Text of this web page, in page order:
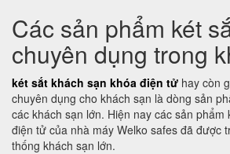
Các sản phẩm két
chuyên dụng trong
két sắt khách sạn khóa điện tử hay còn
chuyên dụng cho khách sạn là dòng sản
các khách sạn lớn. Hiện nay các sản phẩm
điện tử của nhà máy Welko safes đã được
thống khách sạn lớn.